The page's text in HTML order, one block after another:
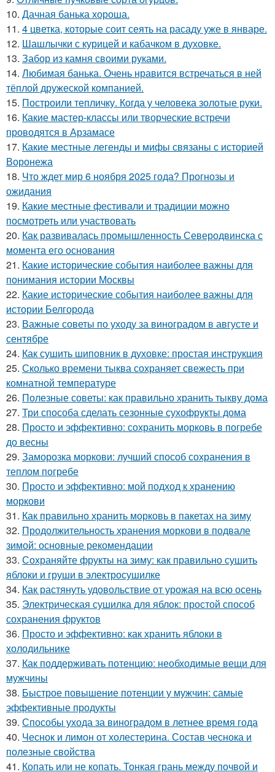
10. Дачная банька хороша.
11. 4 цветка, которые соит сеять на расаду уже в январе.
12. Шашлычки с курицей и кабачком в духовке.
13. Забор из камня своими руками.
14. Любимая банька. Очень нравится встречаться в ней
тёплой дружеской компанией.
15. Построили тепличку. Когда у человека золотые руки.
16. Какие мастер-классы или творческие встречи
проводятся в Арзамасе
17. Какие местные легенды и мифы связаны с историей
Воронежа
18. Что ждет мир 6 ноября 2025 года? Прогнозы и
ожидания
19. Какие местные фестивали и традиции можно
посмотреть или участвовать
20. Как развивалась промышленность Северодвинска с
момента его основания
21. Какие исторические события наиболее важны для
понимания истории Москвы
22. Какие исторические события наиболее важны для
истории Белгорода
23. Важные советы по уходу за виноградом в августе и
сентябре
24. Как сушить шиповник в духовке: простая инструкция
25. Сколько времени тыква сохраняет свежесть при
комнатной температуре
26. Полезные советы: как правильно хранить тыкву дома
27. Три способа сделать сезонные сухофрукты дома
28. Просто и эффективно: сохранить морковь в погребе
до весны
29. Заморозка моркови: лучший способ сохранения в
теплом погребе
30. Просто и эффективно: мой подход к хранению
моркови
31. Как правильно хранить морковь в пакетах на зиму
32. Продолжительность хранения моркови в подвале
зимой: основные рекомендации
33. Сохраняйте фрукты на зиму: как правильно сушить
яблоки и груши в электросушилке
34. Как растянуть удовольствие от урожая на всю осень
35. Электрическая сушилка для яблок: простой способ
сохранения фруктов
36. Просто и эффективно: как хранить яблоки в
холодильнике
37. Как поддерживать потенцию: необходимые вещи для
мужчины
38. Быстрое повышение потенции у мужчин: самые
эффективные продукты
39. Способы ухода за виноградом в летнее время года
40. Чеснок и лимон от холестерина. Состав чеснока и
полезные свойства
41. Копать или не копать. Тонкая грань между почвой и